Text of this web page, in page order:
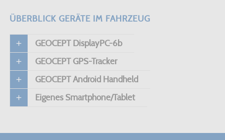
ÜBERBLICK GERÄTE IM FAHRZEUG
GEOCEPT DisplayPC-6b
GEOCEPT GPS-Tracker
GEOCEPT Android Handheld
Eigenes Smartphone/Tablet